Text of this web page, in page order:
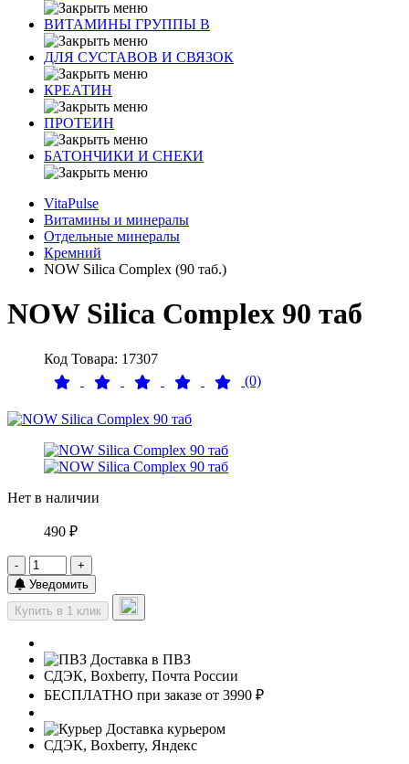
ВИТАМИНЫ ГРУППЫ В
ДЛЯ СУСТАВОВ И СВЯЗОК
КРЕАТИН
ПРОТЕИН
БАТОНЧИКИ И СНЕКИ
VitaPulse
Витамины и минералы
Отдельные минералы
Кремний
NOW Silica Complex (90 таб.)
NOW Silica Complex 90 таб
Код Товара: 17307
(0)
Нет в наличии
490 ₽
-
+
Уведомить
Купить в 1 клик
Доставка в ПВЗ
СДЭК, Boxberry, Почта России
БЕСПЛАТНО при заказе от 3990 ₽
Доставка курьером
СДЭК, Boxberry, Яндекс